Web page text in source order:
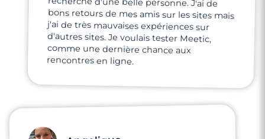
rencontres en ligne.